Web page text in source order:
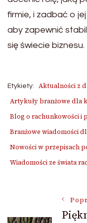
firmie, i zadbać o
aby zapewnić
się świecie biznesu.
Etykiety:
Aktualności z
Artykuły branżowe dla
Blog o rachunkowości i
Branżowe wiadomości
Nowości w przepisach
Wiadomości ze świata